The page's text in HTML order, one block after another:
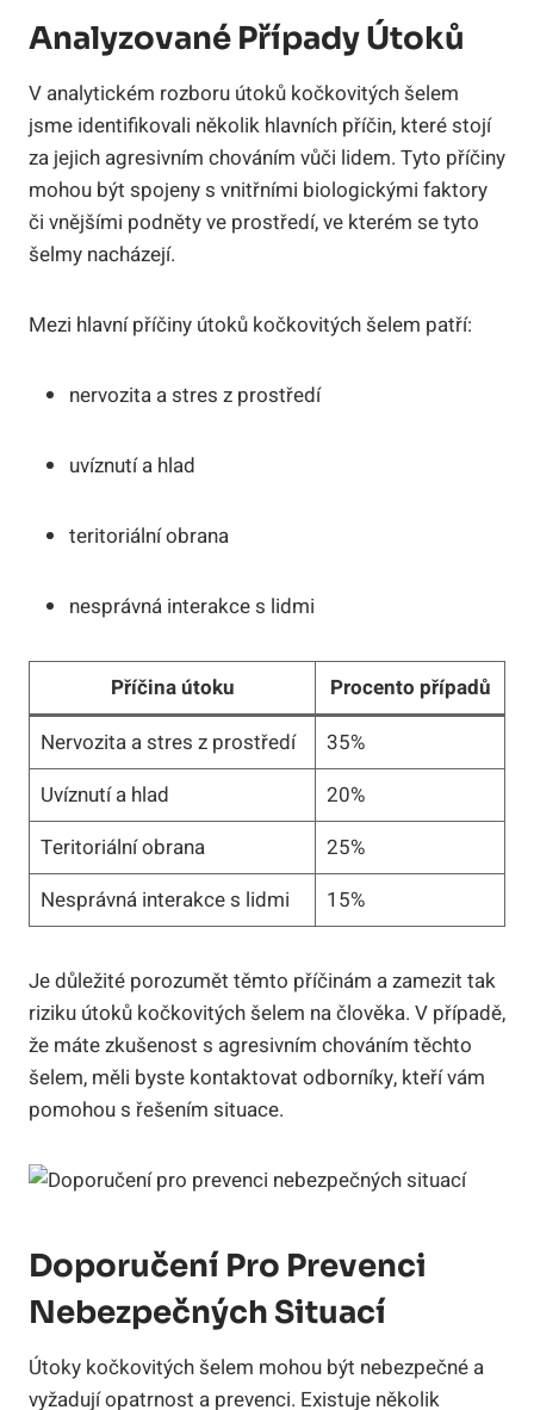
Analyzované Případy Útoků
V analytickém rozboru útoků kočkovitých šelem
jsme identifikovali několik hlavních příčin, které stojí
za jejich agresivním chováním vůči lidem. Tyto příčiny
mohou být spojeny s vnitřními biologickými faktory
či vnějšími podněty ve prostředí, ve kterém se tyto
šelmy nacházejí.
Mezi hlavní příčiny útoků kočkovitých šelem patří:
nervozita a stres z prostředí
uvíznutí a hlad
teritoriální obrana
nesprávná interakce s lidmi
Příčina útoku
Procento případů
Nervozita a stres z prostředí
35%
Uvíznutí a hlad
20%
Teritoriální obrana
25%
Nesprávná interakce s lidmi
15%
Je důležité porozumět těmto příčinám a zamezit tak
riziku útoků kočkovitých šelem na člověka. V případě,
že máte zkušenost s agresivním chováním těchto
šelem, měli byste kontaktovat odborníky, kteří vám
pomohou s řešením situace.
Doporučení Pro Prevenci
Nebezpečných Situací
Útoky kočkovitých šelem mohou být nebezpečné a
vyžadují opatrnost a prevenci. Existuje několik